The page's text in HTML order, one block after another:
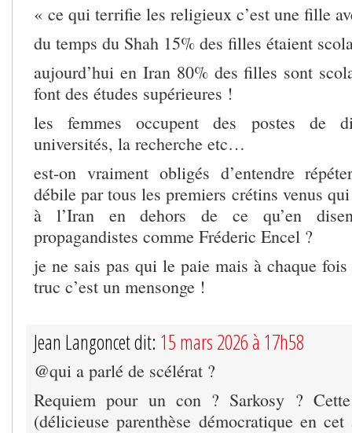
« ce qui terrifie les religieux c’est une fille
du temps du Shah 15% des filles étaient
aujourd’hui en Iran 80% des filles sont
font des études supérieures !
les femmes occupent des postes de
universités, la recherche etc…
est-on vraiment obligés d’entendre
débile par tous les premiers crétins venus
à l’Iran en dehors de ce qu’en
propagandistes comme Fréderic Encel ?
je ne sais pas qui le paie mais à chaque
truc c’est un mensonge !
Jean Langoncet dit: 15 mars 2026 à 17h58
@qui a parlé de scélérat ?
Requiem pour un con ? Sarkosy ?
(délicieuse parenthèse démocratique en